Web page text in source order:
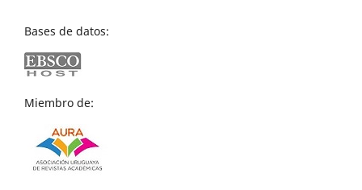
Bases de datos:
Miembro de: